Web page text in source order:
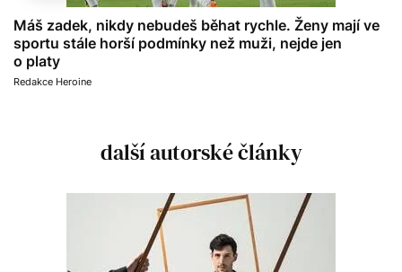
Máš zadek, nikdy nebudeš běhat rychle. Ženy mají ve
sportu stále horší podmínky než muži, nejde jen
o platy
Redakce Heroine
další autorské články